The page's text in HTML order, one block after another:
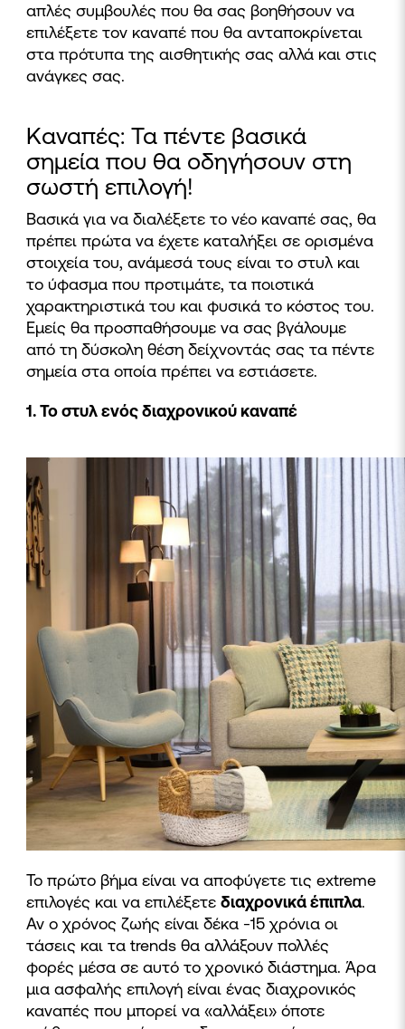
απλές συμβουλές που θα σας βοηθήσουν να
επιλέξετε τον καναπέ που θα ανταποκρίνεται
στα πρότυπα της αισθητικής σας αλλά και στις
ανάγκες σας.
Καναπές: Τα πέντε βασικά
σημεία που θα οδηγήσουν στη
σωστή επιλογή!
Βασικά για να διαλέξετε το νέο καναπέ σας, θα
πρέπει πρώτα να έχετε καταλήξει σε ορισμένα
στοιχεία του, ανάμεσά τους είναι το στυλ και
το ύφασμα που προτιμάτε, τα ποιοτικά
χαρακτηριστικά του και φυσικά το κόστος του.
Εμείς θα προσπαθήσουμε να σας βγάλουμε
από τη δύσκολη θέση δείχνοντάς σας τα πέντε
σημεία στα οποία πρέπει να εστιάσετε.
1. Το στυλ ενός διαχρονικού καναπέ
Το πρώτο βήμα είναι να αποφύγετε τις extreme
επιλογές και να επιλέξετε διαχρονικά έπιπλα.
Αν ο χρόνος ζωής είναι δέκα -15 χρόνια οι
τάσεις και τα trends θα αλλάξουν πολλές
φορές μέσα σε αυτό το χρονικό διάστημα. Άρα
μια ασφαλής επιλογή είναι ένας διαχρονικός
καναπές που μπορεί να «αλλάξει» όποτε